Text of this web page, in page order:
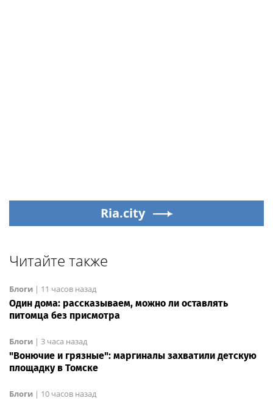
Ria.city
Читайте также
Блоги | 11 часов назад
Один дома: рассказываем, можно ли оставлять
питомца без присмотра
Блоги | 3 часа назад
"Вонючие и грязные": маргиналы захватили детскую
площадку в Томске
Блоги | 10 часов назад